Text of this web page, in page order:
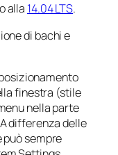
alla 14.04 LTS.
di bachi e
finestra (stile
nella parte
differenza delle
sempre